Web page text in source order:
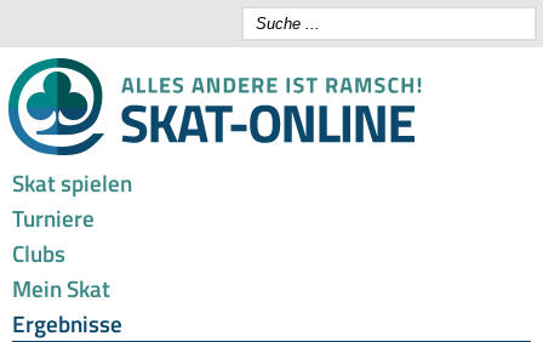
Skat spielen
Turniere
Clubs
Mein Skat
Ergebnisse